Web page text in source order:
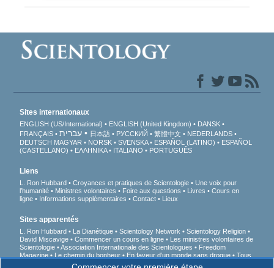
Sites internationaux
ENGLISH (US/International) ENGLISH (United Kingdom)
DANSK
FRANÇAIS
עברית 日本語 РУССКИЙ 繁體中文
NEDERLANDS
DEUTSCH MAGYAR NORSK SVENSKA ESPAÑOL (LATINO)
ESPAÑOL
(CASTELLANO)
ΕΛΛΗΝΙΚA ITALIANO PORTUGUÊS
Liens
L. Ron Hubbard Croyances et pratiques de Scientologie
Une voix pour
l’humanité
Ministres volontaires Foire aux questions Livres
Cours en
ligne
Informations supplémentaires Contact Lieux
Sites apparentés
L. Ron Hubbard La Dianétique Scientology Network
Scientology Religion
David Miscavige
Commencer un cours en ligne
Les ministres volontaires de
Scientologie
Association Internationale des Scientologues
Freedom
Magazine
Le chemin du bonheur En faveur d’un monde sans drogue
Tous
unis pour les droits de l’Homme
Des jeunes pour les droits de l’Homme